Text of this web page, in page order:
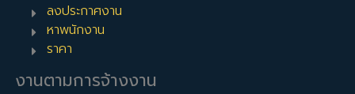
ลงประกาศงาน
หาพนักงาน
ราคา
งานตามการจ้างงาน